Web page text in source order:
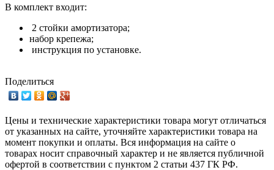
В комплект входит:
2 стойки амортизатора;
набор крепежа;
инструкция по установке.
Поделиться
Цены и технические характеристики товара могут отличаться
от указанных на сайте, уточняйте характеристики товара на
момент покупки и оплаты. Вся информация на сайте о
товарах носит справочный характер и не является публичной
офертой в соответствии с пунктом 2 статьи 437 ГК РФ.